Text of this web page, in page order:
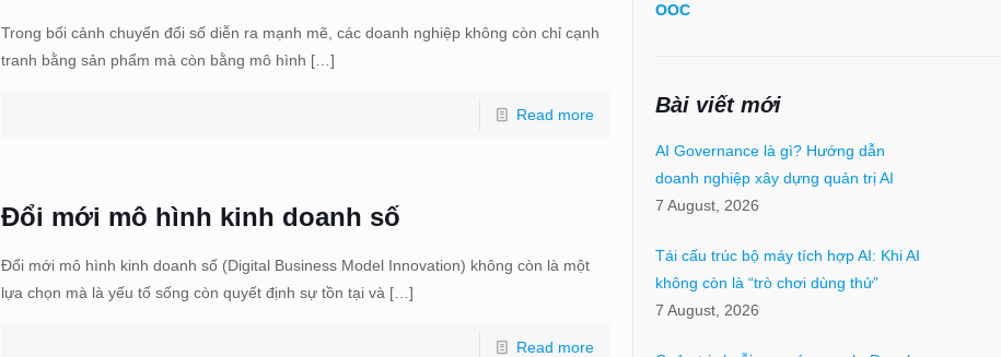
Trong bối cảnh chuyển đổi số diễn ra mạnh mẽ, các doanh nghiệp không còn chỉ cạnh
tranh bằng sản phẩm mà còn bằng mô hình […]
Read more
Đổi mới mô hình kinh doanh số
Đổi mới mô hình kinh doanh số (Digital Business Model Innovation) không còn là một
lựa chọn mà là yếu tố sống còn quyết định sự tồn tại và […]
Read more
OOC
Bài viết mới
AI Governance là gì? Hướng dẫn
doanh nghiệp xây dựng quản trị AI
7 August, 2026
Tái cấu trúc bộ máy tích hợp AI: Khi AI
không còn là “trò chơi dùng thử”
7 August, 2026